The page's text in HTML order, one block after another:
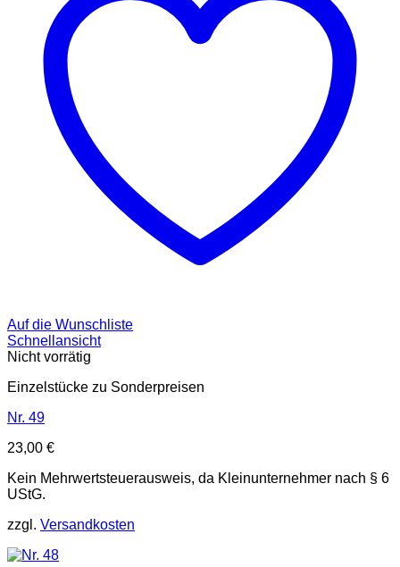
Auf die Wunschliste
Schnellansicht
Nicht vorrätig
Einzelstücke zu Sonderpreisen
Nr. 49
23,00 €
Kein Mehrwertsteuerausweis, da Kleinunternehmer nach § 6
UStG.
zzgl. Versandkosten